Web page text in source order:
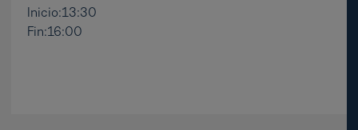
Inicio:13:30
Fin:16:00